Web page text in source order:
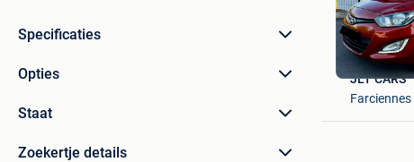
Specificaties
Opties
Staat
Zoekertje details
JLT CARS
Farciennes